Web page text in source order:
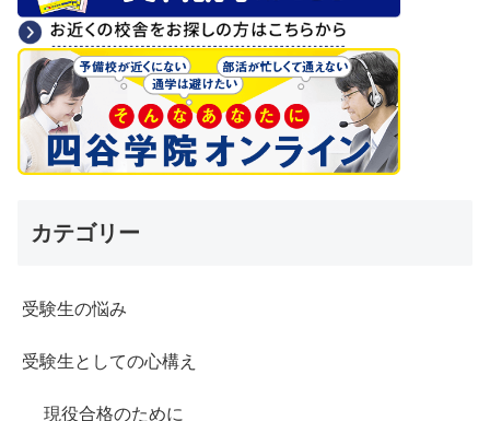
カテゴリー
受験生の悩み
受験生としての心構え
現役合格のために